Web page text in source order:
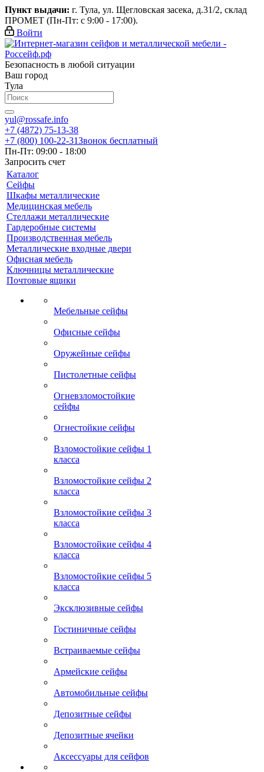
Пункт выдачи: г. Тула, ул. Щегловская засека, д.31/2, склад
ПРОМЕТ (Пн-Пт: с 9:00 - 17:00).
Войти
Безопасность в любой ситуации
Ваш город
Тула
yul@rossafe.info
+7 (4872) 75-13-38
+7 (800) 100-22-31Звонок бесплатный
Пн-Пт: 09:00 - 18:00
Запросить счет
Каталог
Сейфы
Шкафы металлические
Медицинская мебель
Стеллажи металлические
Гардеробные системы
Производственная мебель
Металлические входные двери
Офисная мебель
Ключницы металлические
Почтовые ящики
Мебельные сейфы
Офисные сейфы
Оружейные сейфы
Пистолетные сейфы
Огневзломостойкие
сейфы
Огнестойкие сейфы
Взломостойкие сейфы 1
класса
Взломостойкие сейфы 2
класса
Взломостойкие сейфы 3
класса
Взломостойкие сейфы 4
класса
Взломостойкие сейфы 5
класса
Эксклюзивные сейфы
Гостиничные сейфы
Встраиваемые сейфы
Армейские сейфы
Автомобильные сейфы
Депозитные сейфы
Депозитные ячейки
Аксессуары для сейфов